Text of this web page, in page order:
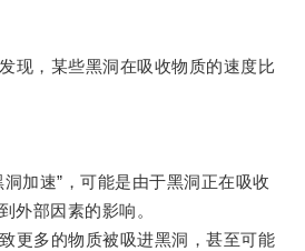
，某些黑洞在吸收物质的速度比
加速”，可能是由于黑洞正在吸收
外部因素的影响。
多的物质被吸进黑洞，甚至可能